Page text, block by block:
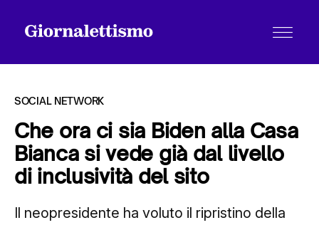
Tutti gli articoli
Chi siamo
SOCIAL NETWORK
Che ora ci sia Biden alla Casa
Bianca si vede già dal livello
di inclusività del sito
Il neopresidente ha voluto il ripristino della